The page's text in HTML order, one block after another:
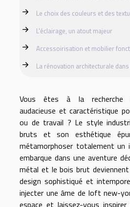
Le choix des couleurs et des
L'éclairage, un atout majeur
Accessoirisation et mobilier
La rénovation architecturale
Vous êtes à la recherche
audacieuse et caractéristique
ou de travail ? Le style
bruts et son esthétique
métamorphoser totalement un
embarque dans une aventure
métal et le bois brut
design sophistiqué et
injecter une âme de loft new-
espace et laissez-vous